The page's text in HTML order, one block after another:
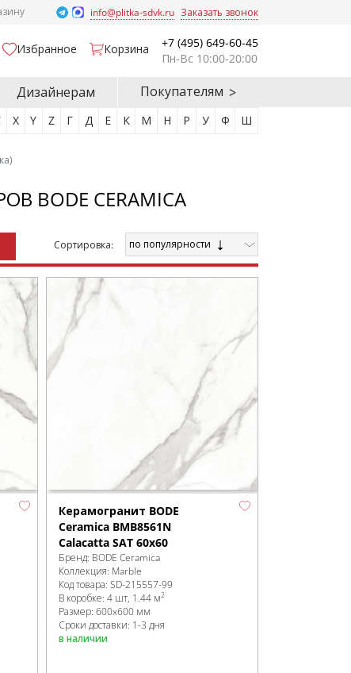
info@plitka-sdvk.ru Заказать звонок
Избранное Корзина
+7 (495) 649-60-45
Пн-Вс 10:00-20:00
Дизайнерам Покупателям
X Y Z Г Д Е К М Н Р У Ф Ш
BODE CERAMICA
Cортировка: по популярности
Керамогранит BODE
Ceramica BMB8561N
Calacatta SAT 60x60
Бренд: BODE Ceramica
Коллекция: Marble
Код товара: SD-215557-99
В коробке: 4 шт, 1.44 м2
Размер: 600x600 мм
Сроки доставки: 1-3 дня
в наличии